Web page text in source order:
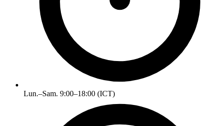
Lun.–Sam. 9:00–18:00 (ICT)